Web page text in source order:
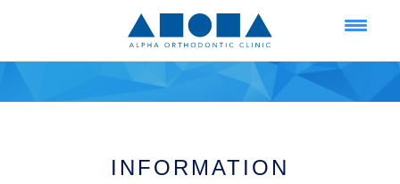
INFORMATION